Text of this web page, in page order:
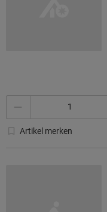
Artikel merken